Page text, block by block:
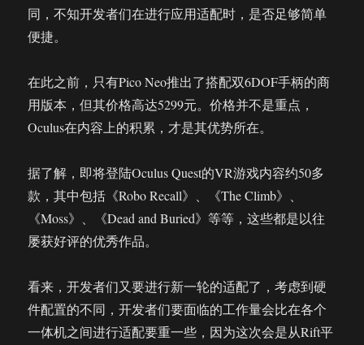
同，不知开发者们在进行应用适配时，是否足够简单
便捷。
在此之前，只有Pico Neo推出了搭配双6DOF手柄的商
用版本，但其价格高达5299元。价格并不是重点，
Oculus在内容上的积累，才是其优势所在。
据了解，即将登陆Oculus Quest的VR游戏内容约50多
款，其中包括《Robo Recall》、《The Climb》、
《Moss》、《Dead and Buried》等等，这些都是以往
屡获好评的优秀作品。
看来，开发者们又要进行新一轮的适配了，考虑到硬
件配置的不同，开发者们要面临的工作量会比在各个
一体机之间进行适配要重一些，因为这次会是从Rift平